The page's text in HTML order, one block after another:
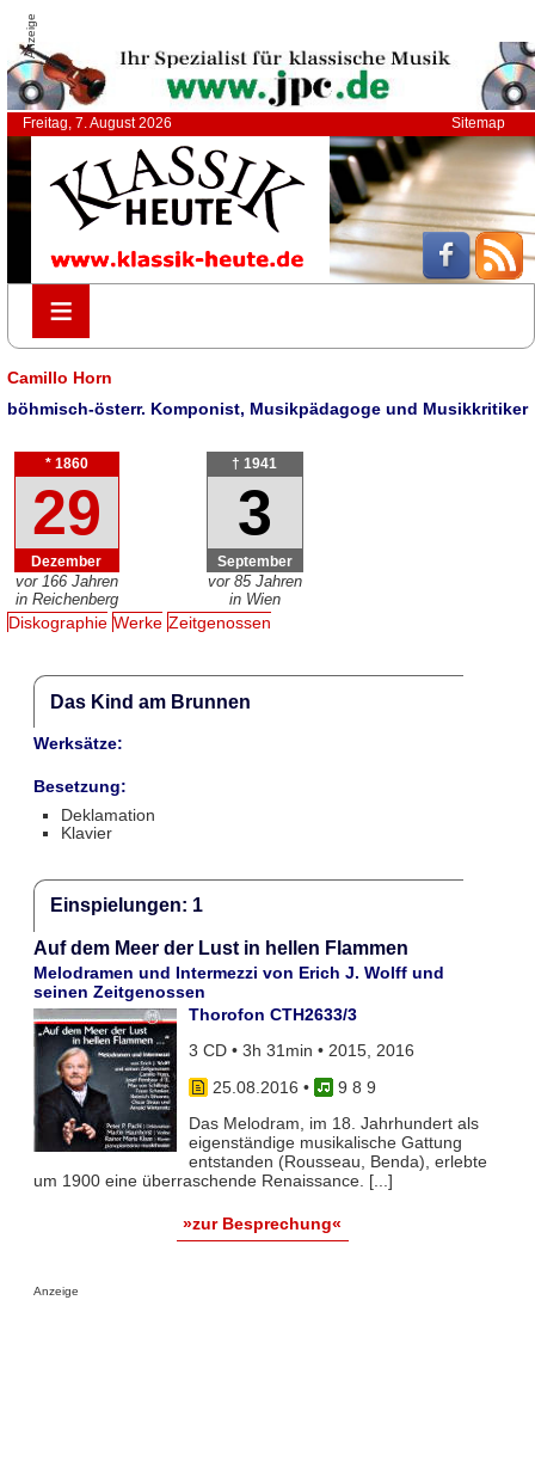
Anzeige
Freitag, 7. August 2026 Sitemap
≡
≡
Camillo Horn
böhmisch-österr. Komponist, Musikpädagoge und Musikkritiker
* 1860
29
Dezember
vor 166 Jahren
in Reichenberg
† 1941
3
September
vor 85 Jahren
in Wien
Diskographie Werke Zeitgenossen
Das Kind am Brunnen
Werksätze:
Besetzung:
Deklamation
Klavier
Einspielungen: 1
Auf dem Meer der Lust in hellen Flammen
Melodramen und Intermezzi von Erich J. Wolff und
seinen Zeitgenossen
Thorofon CTH2633/3
3 CD • 3h 31min • 2015, 2016
25.08.2016 •
9 8 9
Das Melodram, im 18. Jahrhundert als
eigenständige musikalische Gattung
entstanden (Rousseau, Benda), erlebte
um 1900 eine überraschende Renaissance. [...]
»zur Besprechung«
Anzeige